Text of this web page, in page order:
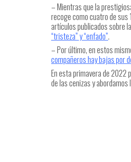
– Mientras que la
recoge como cuatro de sus
artículos publicados sobre
“tristeza” y “enfado”.
– Por último, en estos
compañeros hay bajas por
En esta primavera de 2022
de las cenizas y